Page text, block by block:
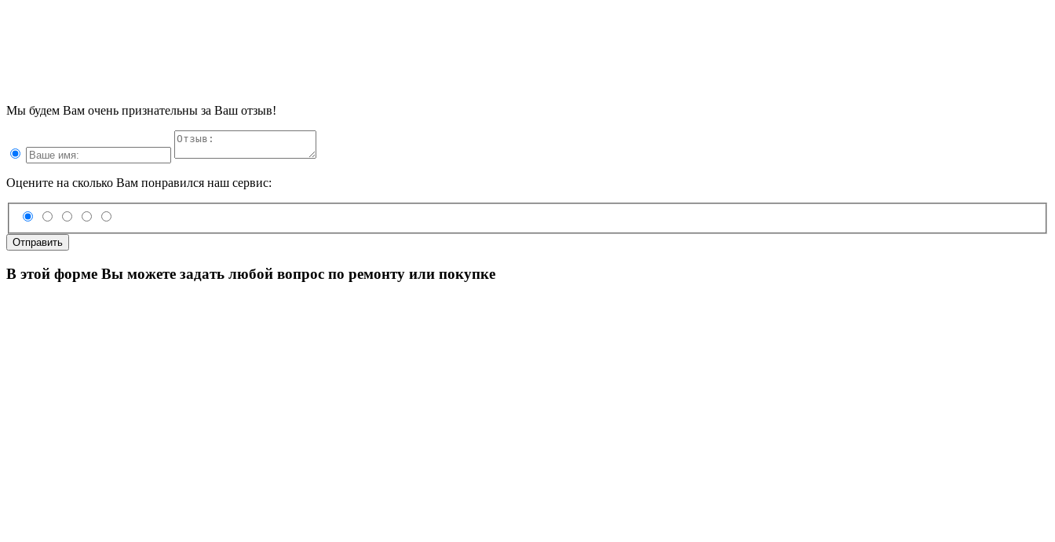
Мы будем Вам очень признательны за Ваш отзыв!
Оцените на сколько Вам понравился наш сервис:
Отправить
В этой форме Вы можете задать любой вопрос по ремонту или покупке